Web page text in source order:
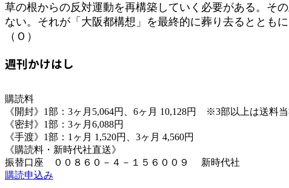
草の根からの反対運動を再構築していく必要がある。そ
ない。それが「大阪都構想」を最終的に葬り去るととも
（Ｏ）
週刊かけはし
購読料
《開封》1部：3ヶ月5,064円、6ヶ月 10,128円 ※3部以上は送料
《密封》1部：3ヶ月6,088円
《手渡》1部：1ヶ月 1,520円、3ヶ月 4,560円
《購読料・新時代社直送》
振替口座 ００８６０－４－１５６００９ 新時代社
購読申込み